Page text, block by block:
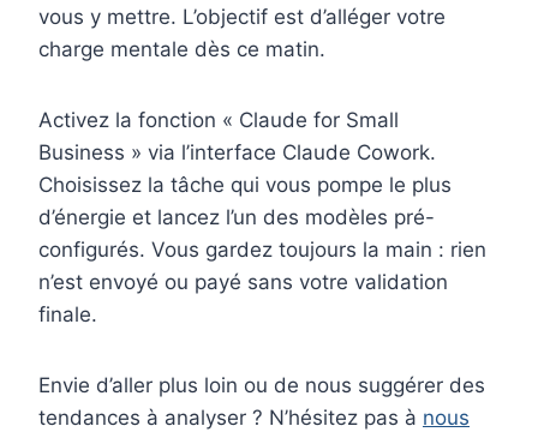
vous y mettre. L’objectif est d’alléger votre
charge mentale dès ce matin.
Activez la fonction « Claude for Small
Business » via l’interface Claude Cowork.
Choisissez la tâche qui vous pompe le plus
d’énergie et lancez l’un des modèles pré-
configurés. Vous gardez toujours la main : rien
n’est envoyé ou payé sans votre validation
finale.
Envie d’aller plus loin ou de nous suggérer des
tendances à analyser ? N’hésitez pas à nous